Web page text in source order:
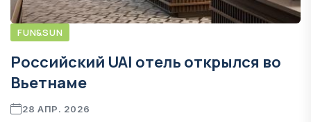
FUN&SUN
Российский UAI отель открылся во
Вьетнаме
28 АПР. 2026